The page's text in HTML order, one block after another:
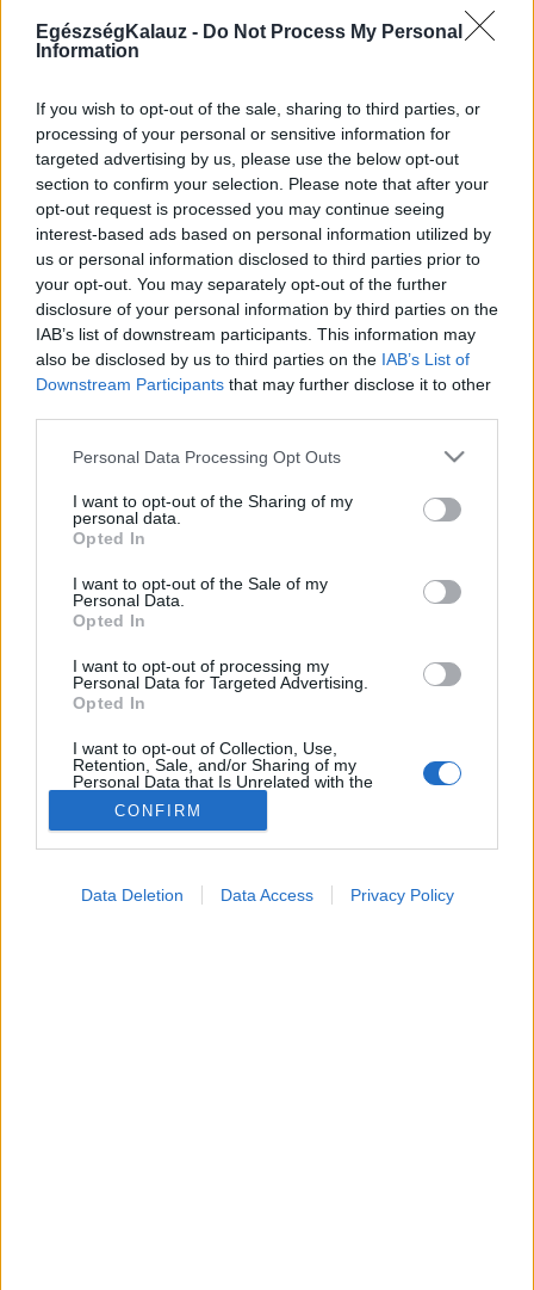
EgészségKalauz - Do Not Process My Personal
Information
If you wish to opt-out of the sale, sharing to third parties, or
processing of your personal or sensitive information for
targeted advertising by us, please use the below opt-out
section to confirm your selection. Please note that after your
opt-out request is processed you may continue seeing
interest-based ads based on personal information utilized by
us or personal information disclosed to third parties prior to
your opt-out. You may separately opt-out of the further
disclosure of your personal information by third parties on the
IAB’s list of downstream participants. This information may
also be disclosed by us to third parties on the IAB’s List of
Downstream Participants that may further disclose it to other
Please note that this website/app uses one or more Google
not limited to your visit or usage behaviour. You may click to
grant or deny consent to Google and its third-party tags to
use your data for below specified purposes in below Google
consent section.
Personal Data Processing Opt Outs
I want to opt-out of the Sharing of my
personal data.
Opted In
I want to opt-out of the Sale of my
Personal Data.
Opted In
I want to opt-out of processing my
Personal Data for Targeted Advertising.
Opted In
I want to opt-out of Collection, Use,
Retention, Sale, and/or Sharing of my
Personal Data that Is Unrelated with the
Purposes for which it was collected.
Opted Out
CONFIRM
Data Deletion Data Access Privacy Policy
Kezelés
Aranyér kezelése
Szürkehályog műtét
Vízszerű hasmenés
Afta kezelése
Dagadt boka kezelése
Napallergia kezelése
Fülgyulladás kezelése
Összes Kezelés
Életmódváltás
Kutatás
Betegségek A-Z
Vizsgálat
Kezelés
Életmódváltás
Kutatás
Prevenció
Hírek
Kisállatok egészsége
#orvosmeteorológia#vérnyomás#stroke
#pajzsmirigy#reflux#ekcéma#herpesz
Regisztráció